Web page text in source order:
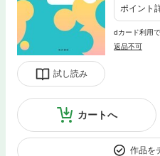
試し読み
ポイント
dカード利用
返品不可
カートへ
作品を